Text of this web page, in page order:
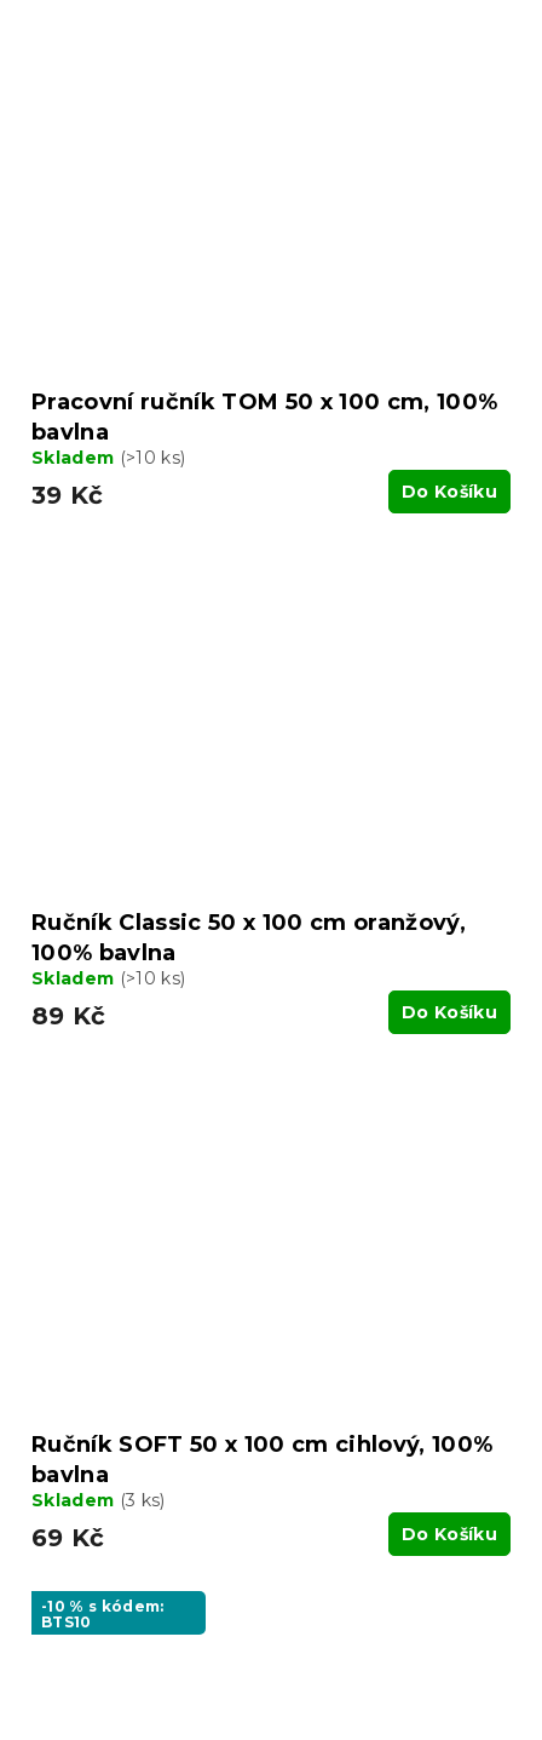
Pracovní ručník TOM 50 x 100 cm, 100%
bavlna
Skladem (>10 ks)
39 Kč Do Košíku
Ručník Classic 50 x 100 cm oranžový,
100% bavlna
Skladem (>10 ks)
89 Kč Do Košíku
Ručník SOFT 50 x 100 cm cihlový, 100%
bavlna
Skladem (3 ks)
69 Kč Do Košíku
-10 % s kódem:
BTS10